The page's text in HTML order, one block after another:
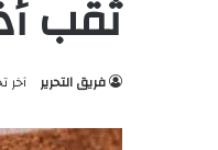
ثقب
فريق التحرير آخر